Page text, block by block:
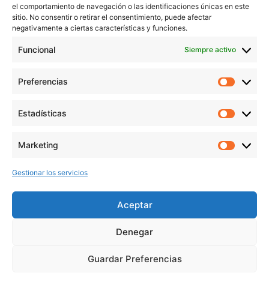
el comportamiento de navegación o las identificaciones únicas en este
sitio. No consentir o retirar el consentimiento, puede afectar
negativamente a ciertas características y funciones.
Funcional Siempre activo
Preferencias
Estadísticas
Marketing
Gestionar los servicios
Aceptar
Denegar
Guardar Preferencias
Contacto
Aviso Legal
Política de cookies
veronicaruiz.es
está bajo
NoComercial 4.0 Internacional
MÁS NOVEDADES EN MIS REDES